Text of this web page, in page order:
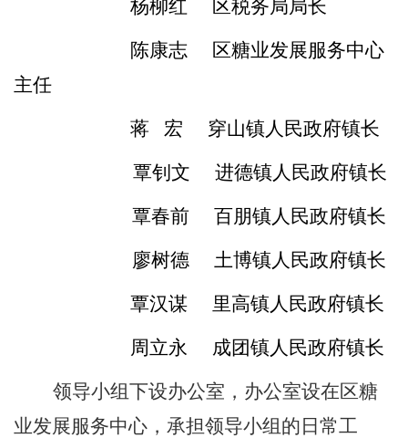
杨柳红
区税务局局长
陈康志
区糖业发展服务中心
主任
蒋
宏
穿山镇人民政府镇长
覃钊文
进德镇人民政府镇长
覃春前
百朋镇人民政府镇长
廖树德
土博镇人民政府镇长
覃汉谋
里高镇人民政府镇长
周立永
成团镇人民政府镇长
领导小组下设办公室，办公室设在区糖
业发展服务中心，承担领导小组的日常工